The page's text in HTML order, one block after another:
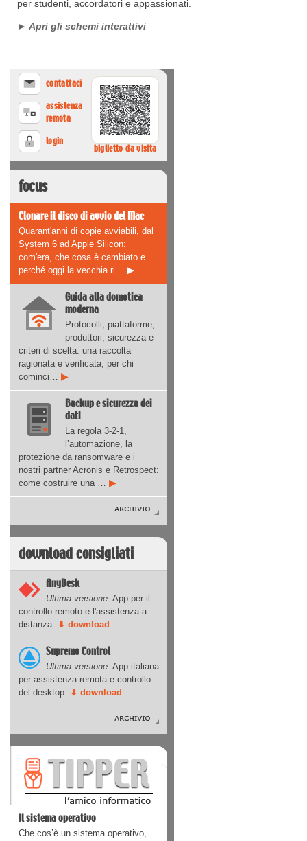
contattaci
assistenza
remota
login
biglietto da visita
per studenti, accordatori e appassionati.
► Apri gli schemi interattivi
focus
Clonare il disco di avvio del Mac
Quarant'anni di copie avviabili, dal
System 6 ad Apple Silicon:
com'era, che cosa è cambiato e
perché oggi la vecchia ri… ▶
Guida alla domotica
moderna
Protocolli, piattaforme,
produttori, sicurezza e
criteri di scelta: una raccolta
ragionata e verificata, per chi
cominci… ▶
Backup e sicurezza dei
dati
La regola 3-2-1,
l’automazione, la
protezione da ransomware e i
nostri partner Acronis e Retrospect:
come costruire una … ▶
download consigliati
AnyDesk
Ultima versione. App per il
controllo remoto e l'assistenza a
distanza.
⬇ download
Supremo Control
Ultima versione. App italiana
per assistenza remota e controllo
del desktop.
⬇ download
Il sistema operativo
Che cos’è un sistema operativo,